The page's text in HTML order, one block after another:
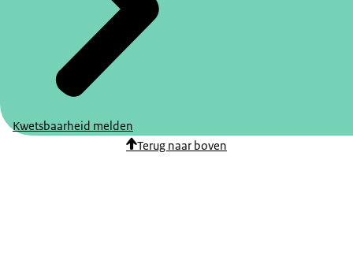
Kwetsbaarheid melden
Terug naar boven